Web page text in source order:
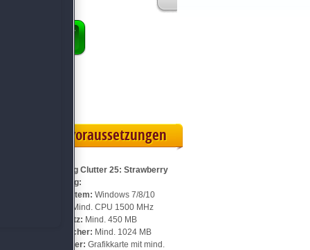
Systemvoraussetzungen
Für Shopping Clutter 25: Strawberry
Thanksgiving:
Betriebssystem: Windows 7/8/10
Mind. CPU 1500 MHz
Speicherplatz: Mind. 450 MB
Arbeitsspeicher: Mind. 1024 MB
Videospeicher: Grafikkarte mit mind.